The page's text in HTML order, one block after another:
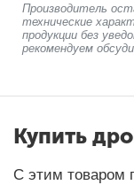
Производитель
технические
продукции без
рекомендуем
Купить
С этим товаром